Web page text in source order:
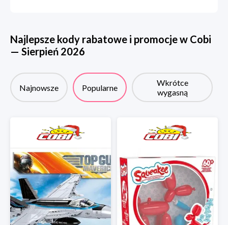
Najlepsze kody rabatowe i promocje w Cobi
— Sierpień 2026
Najnowsze Popularne
Wkrótce
wygasną